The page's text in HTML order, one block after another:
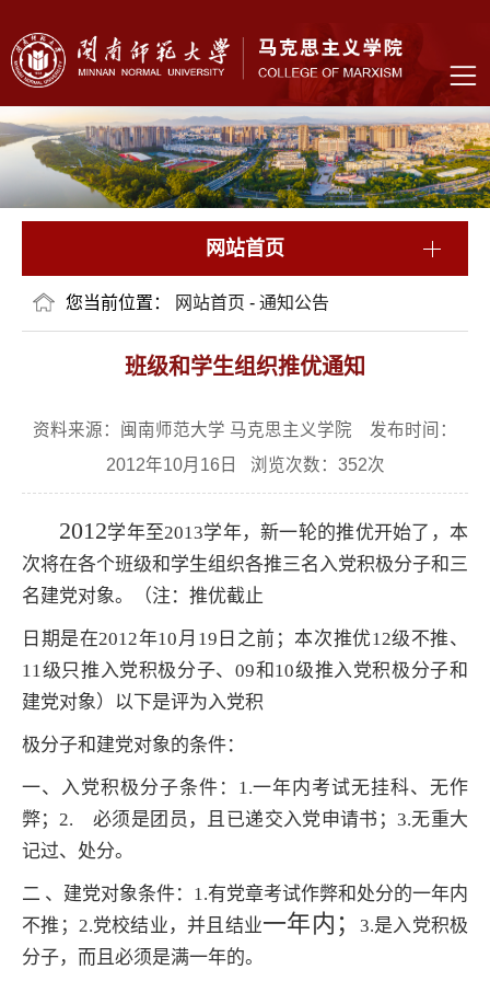
网站首页
您当前位置： 网站首页 - 通知公告
班级和学生组织推优通知
资料来源：闽南师范大学 马克思主义学院 发布时间：
2012年10月16日 浏览次数： 352次
2012学年至2013学年，新一轮的推优开始了，本
次将在各个班级和学生组织各推三名入党积极分子和三
名建党对象。（注：推优截止
日期是在2012年10月 19 日之前；本次推优12级不推、
11级只推入党积极分子、 09和 10级推入党积极分子和
建党对象）以下是评为入党积
极分子和建党对象的条件：
一、入党积极分子条件： 1.一年内考试无挂科、无作
弊；2. 必须是团员，且已递交入党申请书； 3.无重大
记过、处分。
二 、建党对象条件： 1.有党章考试作弊和处分的一年内
不推； 2.党校结业，并且结业一年内； 3.是入党积极
分子，而且必须是满一年的。